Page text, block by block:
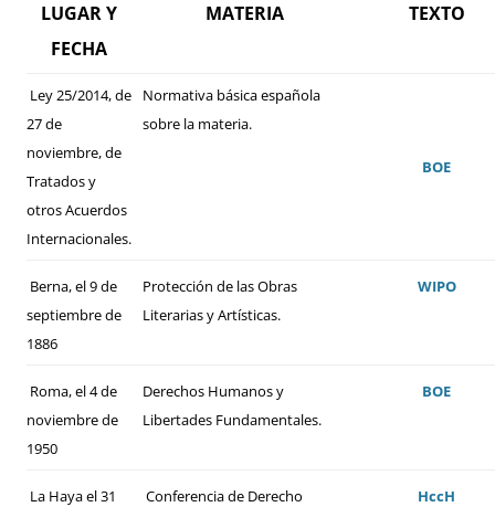
LUGAR Y
FECHA
MATERIA TEXTO
Ley 25/2014, de
27 de
noviembre, de
Tratados y
otros Acuerdos
Internacionales.
Normativa básica española
sobre la materia.
BOE
Berna, el 9 de
septiembre de
1886
Protección de las Obras
Literarias y Artísticas.
WIPO
Roma, el 4 de
noviembre de
1950
Derechos Humanos y
Libertades Fundamentales.
BOE
La Haya el 31
Conferencia de Derecho
HccH